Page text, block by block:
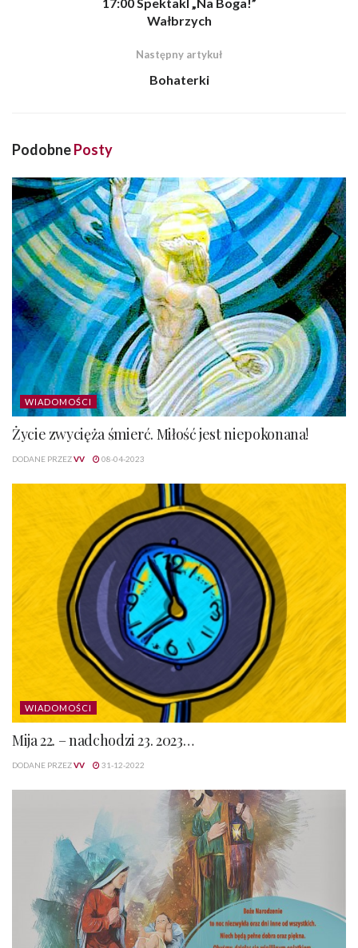
Wałbrzych
Następny artykuł
Bohaterki
PodobnePosty
WIADOMOŚCI
Życie zwycięża śmierć. Miłość jest niepokonana!
DODANE PRZEZVV 08-04-2023
WIADOMOŚCI
Mija 22. – nadchodzi 23. 2023…
DODANE PRZEZVV 31-12-2022